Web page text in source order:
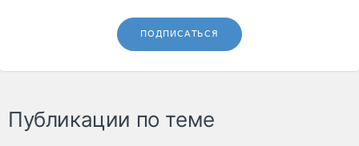
ПОДПИСАТЬСЯ
Публикации по теме